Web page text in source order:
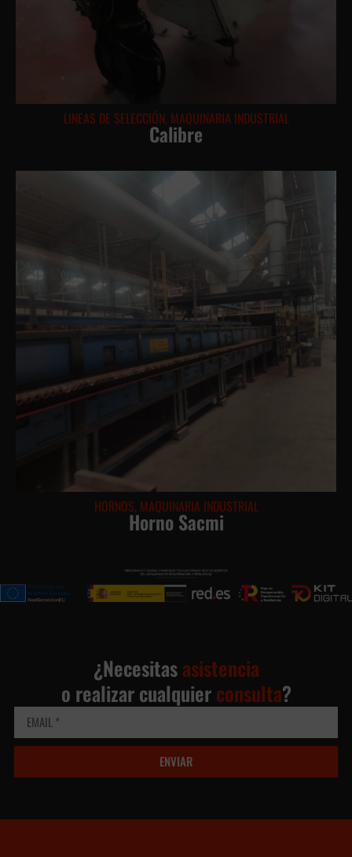
LINEAS DE SELECCIÓN, MAQUINARIA INDUSTRIAL
Calibre
HORNOS, MAQUINARIA INDUSTRIAL
Horno Sacmi
¿Necesitasasistencia
o realizar cualquierconsulta?
ENVIAR